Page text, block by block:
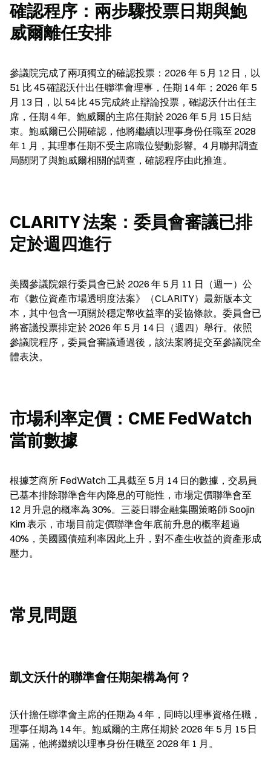
確認程序：兩步驟投票日期與鮑
威爾離任安排
參議院完成了兩項獨立的確認投票：2026 年 5 月 12 日，以
51 比 45 確認沃什出任聯準會理事，任期 14 年；2026 年 5
月 13 日，以 54 比 45 完成終止辯論投票，確認沃什出任主
席，任期 4 年。鮑威爾的主席任期於 2026 年 5 月 15 日結
束。鮑威爾已公開確認，他將繼續以理事身份任職至 2028
年 1 月，其理事任期不受主席職位變動影響。4 月聯邦調查
局關閉了與鮑威爾相關的調查，確認程序由此推進。
CLARITY 法案：委員會審議已排
定於週四進行
美國參議院銀行委員會已於 2026 年 5 月 11 日（週一）公
布《數位資產市場透明度法案》（CLARITY）最新版本文
本，其中包含一項關於穩定幣收益率的妥協條款。委員會已
將審議投票排定於 2026 年 5 月 14 日（週四）舉行。依照
參議院程序，委員會審議通過後，該法案將提交至參議院全
體表決。
市場利率定價：CME FedWatch
當前數據
根據芝商所 FedWatch 工具截至 5 月 14 日的數據，交易員
已基本排除聯準會年內降息的可能性，市場定價聯準會至
12 月升息的概率為 30%。三菱日聯金融集團策略師 Soojin
Kim 表示，市場目前定價聯準會年底前升息的概率超過
40%，美國國債殖利率因此上升，對不產生收益的資產形成
壓力。
常見問題
凱文沃什的聯準會任期架構為何？
沃什擔任聯準會主席的任期為 4 年，同時以理事資格任職，
理事任期為 14 年。鮑威爾的主席任期於 2026 年 5 月 15 日
屆滿，他將繼續以理事身份任職至 2028 年 1 月。